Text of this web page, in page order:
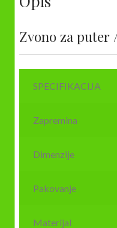
Zvono za puter
SPECIFIKACIJA
Zapremina
Dimenzije
Pakovanje
Materijal